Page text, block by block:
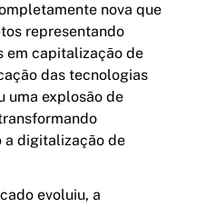
Index
escolhido a
nova que
representando
em capitalização de
das tecnologias
uma explosão de
a digitalização de
evoluiu, a